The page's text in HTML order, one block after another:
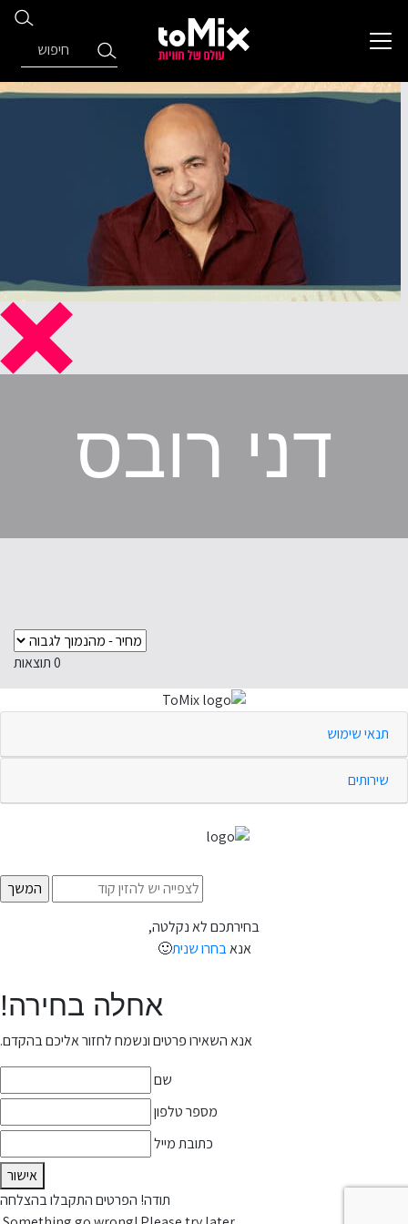
דני רובס
0תוצאות
תנאי שימוש
שירותים
בחירתכם לא נקלטה,
אנאבחרו שנית🙂
אחלה בחירה!
אנא השאירו פרטים ונשמח לחזור אליכם בהקדם.
שם
מספר טלפון
כתובת מייל
אישור
תודה! הפרטים התקבלו בהצלחה